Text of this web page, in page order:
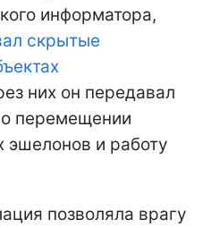
информатора,
скрытые
них он передавал
перемещении
эшелонов и работу
позволяла врагу